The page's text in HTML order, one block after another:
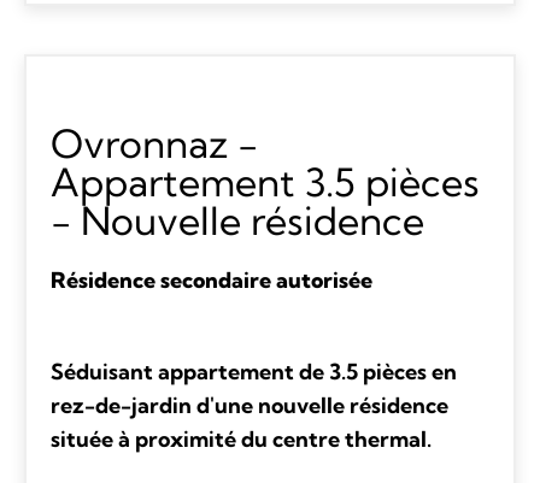
Ovronnaz -
Appartement 3.5 pièces
- Nouvelle résidence
Résidence secondaire autorisée
Séduisant appartement de 3.5 pièces en
rez-de-jardin d'une nouvelle résidence
située à proximité du centre thermal.